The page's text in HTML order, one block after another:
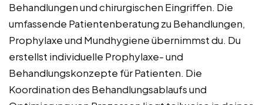
Behandlungen und chirurgischen Eingriffen. Die
umfassende Patientenberatung zu Behandlungen,
Prophylaxe und Mundhygiene übernimmst du. Du
erstellst individuelle Prophylaxe- und
Behandlungskonzepte für Patienten. Die
Koordination des Behandlungsablaufs und